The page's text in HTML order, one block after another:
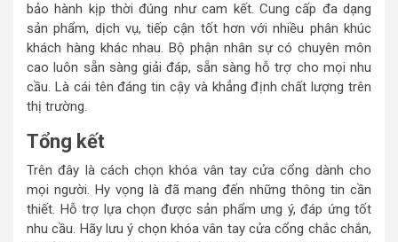
bảo hành kịp thời đúng như cam kết. Cung cấp đa dạng
sản phẩm, dịch vụ, tiếp cận tốt hơn với nhiều phân khúc
khách hàng khác nhau. Bộ phận nhân sự có chuyên môn
cao luôn sẵn sàng giải đáp, sẵn sàng hỗ trợ cho mọi nhu
cầu. Là cái tên đáng tin cậy và khẳng định chất lượng trên
thị trường.
Tổng kết
Trên đây là cách chọn khóa vân tay cửa cổng dành cho
mọi người. Hy vọng là đã mang đến những thông tin cần
thiết. Hỗ trợ lựa chọn được sản phẩm ưng ý, đáp ứng tốt
nhu cầu. Hãy lưu ý chọn khóa vân tay cửa cổng chắc chắn,